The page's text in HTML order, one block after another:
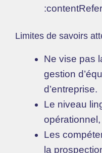
Limites de savoirs
Ne vise pas
gestion
d’entreprise.
Le niveau
Les
la